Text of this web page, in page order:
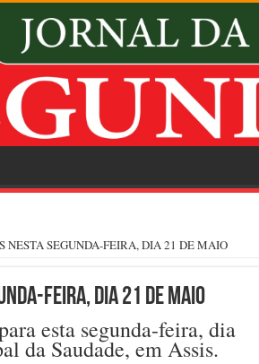
NESTA SEGUNDA-FEIRA, DIA 21 DE MAIO
FEIRA, DIA 21 DE MAIO
esta segunda-feira, dia
da Saudade, em Assis.